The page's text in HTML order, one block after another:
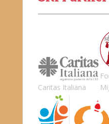
Caritas Italiana